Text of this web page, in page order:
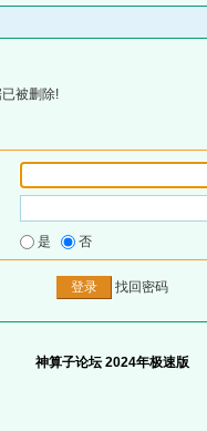
被删除!
是 否
找回密码
神算子论坛 2024年极速版